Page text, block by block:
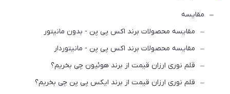
مقایسه
مقایسه محصولات برند اکس پی پن - بدون مانیتور
مقایسه محصولات برند اکس پی پن - مانیتوردار
قلم نوری ارزان قیمت از برند هوئیون چی بخریم؟
قلم نوری ارزان قیمت از برند ایکس پی پن چی بخریم؟